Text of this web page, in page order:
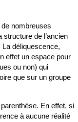
de nombreuses
structure de l’ancien
déliquescence,
effet un espace pour
ou non) qui
que sur un groupe
En effet, si
à aucune réalité